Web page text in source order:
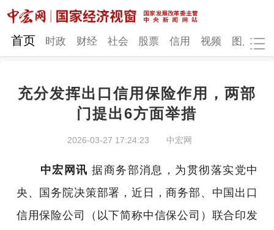
网站地图
财经 社会
图片
地方发展
首页 时政 财经 社会 股票 信用 视频 图片
充分发挥出口信用保险作用，两部
门提出6方面举措
2026-03-27 17:24:23 中宏网
中宏网讯据商务部消息，为贯彻落实党中
央、国务院决策部署，近日，商务部、中国出口
信用保险公司（以下简称中信保公司）联合印发